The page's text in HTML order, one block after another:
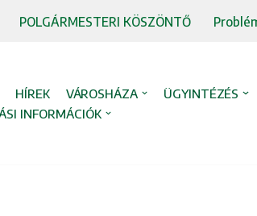
POLGÁRMESTERI KÖSZÖNTŐ
HÍREK VÁROSHÁZA ÜGYINTÉZÉS
INFORMÁCIÓK